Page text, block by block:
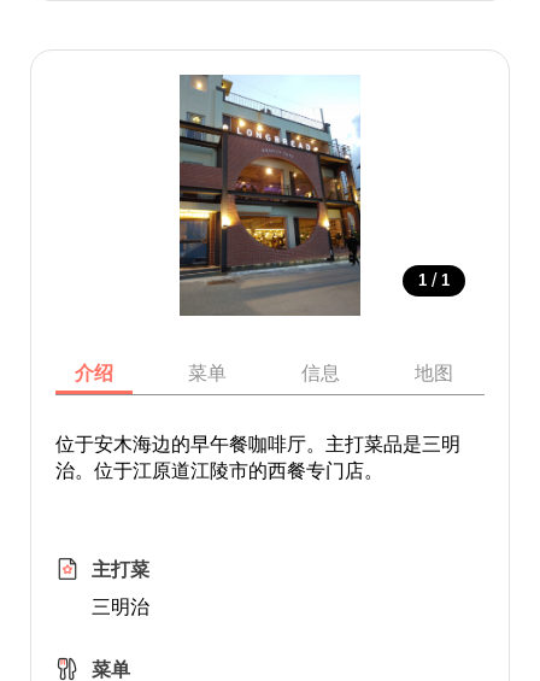
1 / 1
介绍 菜单 信息 地图
位于安木海边的早午餐咖啡厅。主打菜品是三明
治。位于江原道江陵市的西餐专门店。
主打菜
三明治
菜单